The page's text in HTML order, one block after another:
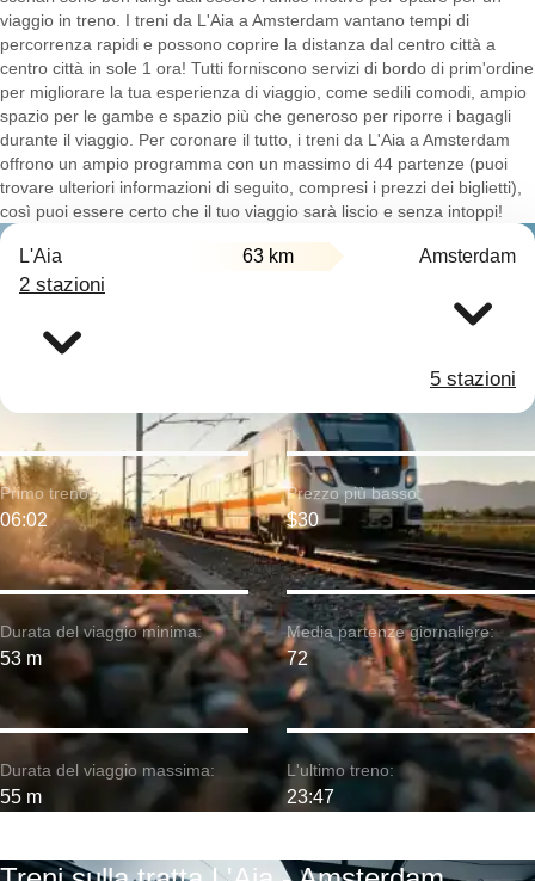
viaggio in treno. I treni da L'Aia a Amsterdam vantano tempi di
percorrenza rapidi e possono coprire la distanza dal centro città a
centro città in sole 1 ora! Tutti forniscono servizi di bordo di prim'ordine
per migliorare la tua esperienza di viaggio, come sedili comodi, ampio
spazio per le gambe e spazio più che generoso per riporre i bagagli
durante il viaggio. Per coronare il tutto, i treni da L'Aia a Amsterdam
offrono un ampio programma con un massimo di 44 partenze (puoi
trovare ulteriori informazioni di seguito, compresi i prezzi dei biglietti),
così puoi essere certo che il tuo viaggio sarà liscio e senza intoppi!
L'Aia 63 km Amsterdam
2 stazioni
5 stazioni
Durata del viaggio minima:
53 m
Primo treno:
06:02
Durata del viaggio massima:
55 m
Prezzo più basso:
$30
Media partenze giornaliere:
72
L'ultimo treno:
23:47